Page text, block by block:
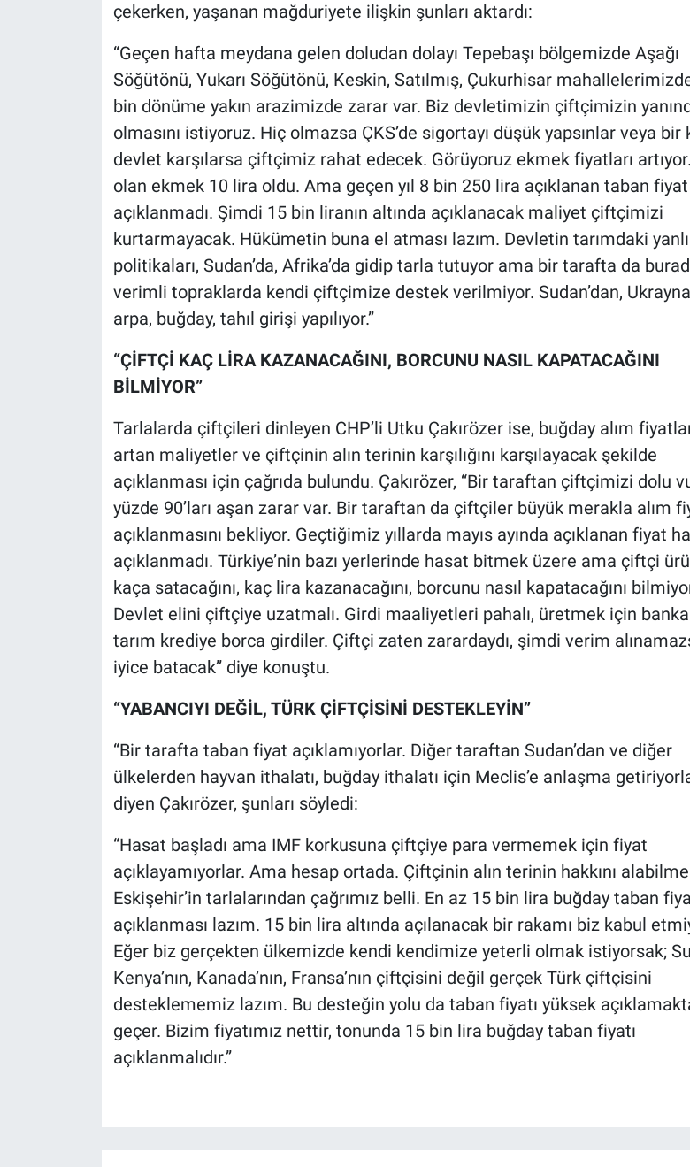
çekerken, yaşanan mağduriyete ilişkin şunları aktardı:
“Geçen hafta meydana gelen doludan dolayı Tepebaşı bölgemizde Aşağı
Söğütönü, Yukarı Söğütönü, Keskin, Satılmış, Çukurhisar
bin dönüme yakın arazimizde zarar var. Biz devletimizin çiftçimizin
olmasını istiyoruz. Hiç olmazsa ÇKS’de sigortayı düşük yapsınlar veya bir
devlet karşılarsa çiftçimiz rahat edecek. Görüyoruz ekmek fiyatları
olan ekmek 10 lira oldu. Ama geçen yıl 8 bin 250 lira açıklanan taban
açıklanmadı. Şimdi 15 bin liranın altında açıklanacak maliyet çiftçimizi
kurtarmayacak. Hükümetin buna el atması lazım. Devletin tarımdaki
politikaları, Sudan’da, Afrika’da gidip tarla tutuyor ama bir tarafta da
verimli topraklarda kendi çiftçimize destek verilmiyor. Sudan’dan,
arpa, buğday, tahıl girişi yapılıyor.”
“ÇİFTÇİ KAÇ LİRA KAZANACAĞINI, BORCUNU NASIL KAPATACAĞINI
BİLMİYOR”
Tarlalarda çiftçileri dinleyen CHP’li Utku Çakırözer ise, buğday alım
artan maliyetler ve çiftçinin alın terinin karşılığını karşılayacak şekilde
açıklanması için çağrıda bulundu. Çakırözer, “Bir taraftan çiftçimizi dolu
yüzde 90’ları aşan zarar var. Bir taraftan da çiftçiler büyük merakla alım
açıklanmasını bekliyor. Geçtiğimiz yıllarda mayıs ayında açıklanan fiyat
açıklanmadı. Türkiye’nin bazı yerlerinde hasat bitmek üzere ama çiftçi
kaça satacağını, kaç lira kazanacağını, borcunu nasıl kapatacağını
Devlet elini çiftçiye uzatmalı. Girdi maaliyetleri pahalı, üretmek için
tarım krediye borca girdiler. Çiftçi zaten zarardaydı, şimdi verim
iyice batacak” diye konuştu.
“YABANCIYI DEĞİL, TÜRK ÇİFTÇİSİNİ DESTEKLEYİN”
“Bir tarafta taban fiyat açıklamıyorlar. Diğer taraftan Sudan’dan ve diğer
ülkelerden hayvan ithalatı, buğday ithalatı için Meclis’e anlaşma
diyen Çakırözer, şunları söyledi:
“Hasat başladı ama IMF korkusuna çiftçiye para vermemek için fiyat
açıklayamıyorlar. Ama hesap ortada. Çiftçinin alın terinin hakkını
Eskişehir’in tarlalarından çağrımız belli. En az 15 bin lira buğday taban
açıklanması lazım. 15 bin lira altında açılanacak bir rakamı biz kabul
Eğer biz gerçekten ülkemizde kendi kendimize yeterli olmak istiyorsak;
Kenya’nın, Kanada’nın, Fransa’nın çiftçisini değil gerçek Türk çiftçisini
desteklememiz lazım. Bu desteğin yolu da taban fiyatı yüksek
geçer. Bizim fiyatımız nettir, tonunda 15 bin lira buğday taban fiyatı
açıklanmalıdır.”